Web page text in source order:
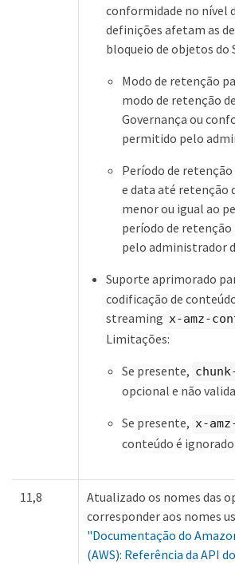
conformidade no nível
definições afetam as
bloqueio de objetos do
Modo de retenção
modo de retenção
Governança ou
permitido pelo
Período de
e data até retenção
menor ou igual ao
período de
pelo administrador
Suporte aprimorado
codificação de
streaming x-amz-
Limitações:
Se presente,
opcional e não
Se presente, x-
conteúdo é ignorado
11,8
Atualizado os nomes das
corresponder aos nomes
"Documentação do
(AWS): Referência da API